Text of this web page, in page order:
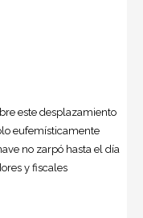
este desplazamiento
eufemísticamente
no zarpó hasta el día
y fiscales